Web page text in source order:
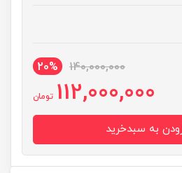
140,000,000
20%
112,000,000 تومان